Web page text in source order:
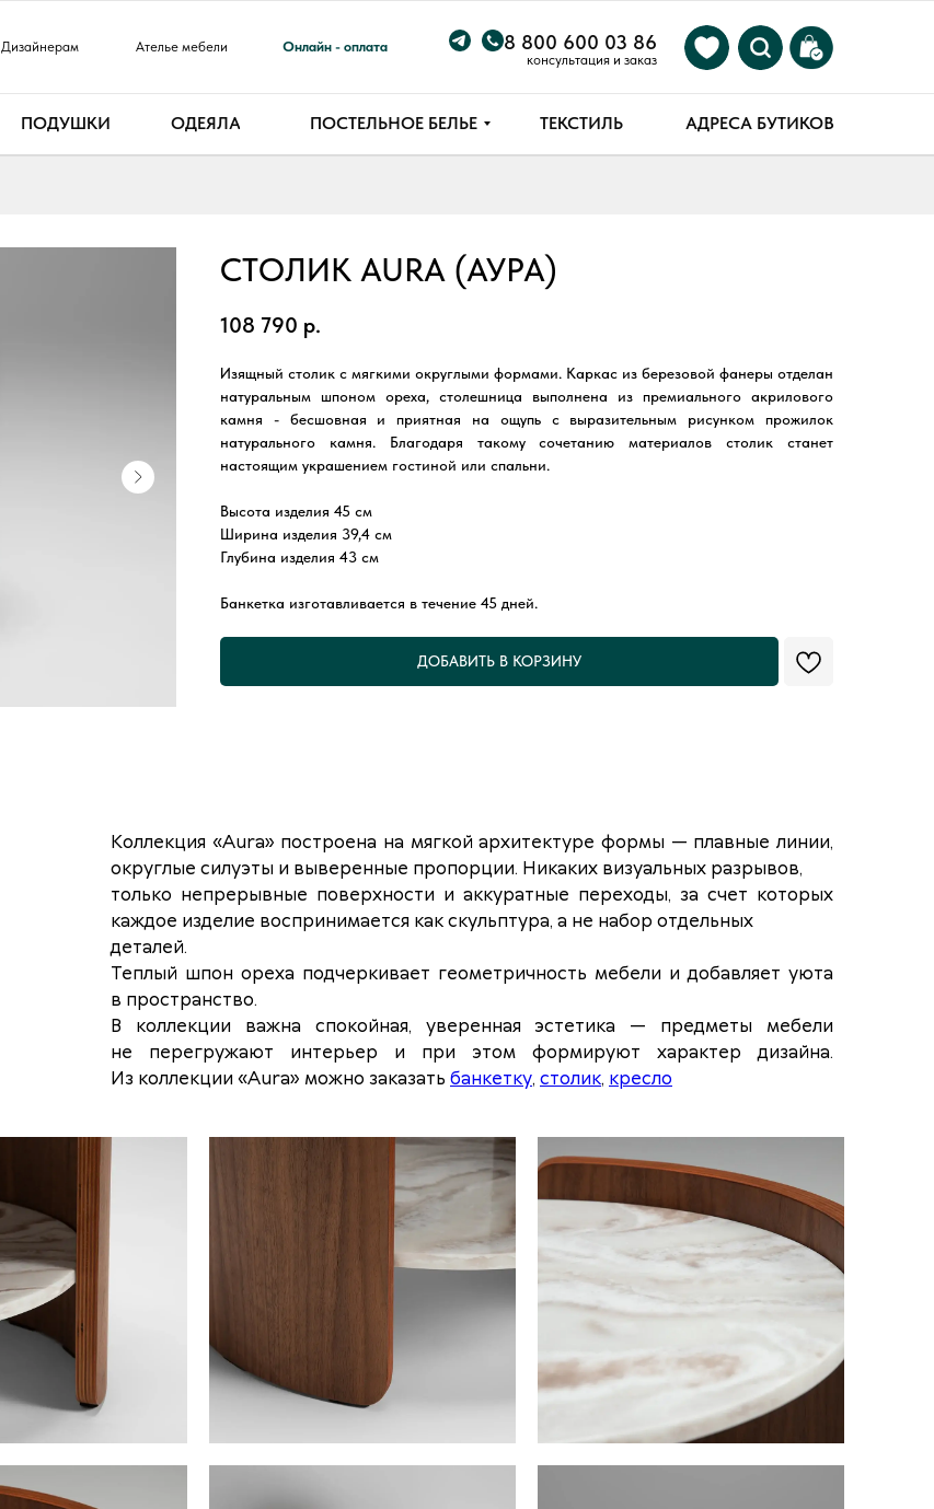
Онлайн - оплата
Ателье мебели
Дизайнерам
консультация и заказ
8 800 600 03 86
ПОДУШКИ ОДЕЯЛА ПОСТЕЛЬНОЕ БЕЛЬЕ АДРЕСА БУТИКОВ
ТЕКСТИЛЬ
СТОЛИК AURA (АУРА)
108 790 р.
Изящный столик с мягкими округлыми формами. Каркас из березовой фанеры отделан
натуральным шпоном ореха, столешница выполнена из премиального акрилового
камня - бесшовная и приятная на ощупь с выразительным рисунком прожилок
натурального камня. Благодаря такому сочетанию материалов столик станет
настоящим украшением гостиной или спальни.
Высота изделия 45 см
Ширина изделия 39,4 см
Глубина изделия 43 см
Банкетка изготавливается в течение 45 дней.
ДОБАВИТЬ В КОРЗИНУ
Коллекция «Aura» построена на мягкой архитектуре формы — плавные линии,
округлые силуэты и выверенные пропорции. Никаких визуальных разрывов,
только непрерывные поверхности и аккуратные переходы, за счет которых
каждое изделие воспринимается как скульптура, а не набор отдельных
деталей.
Теплый шпон ореха подчеркивает геометричность мебели и добавляет уюта
в пространство.
В коллекции важна спокойная, уверенная эстетика — предметы мебели
не перегружают интерьер и при этом формируют характер дизайна.
Из коллекции «Aura» можно заказать банкетку, столик, кресло